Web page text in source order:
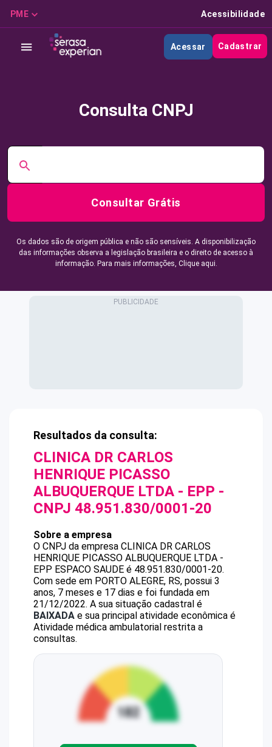
PME Acessibilidade
Acessar Cadastrar
Consulta CNPJ
Consultar Grátis
Os dados são de origem pública e não são sensíveis. A disponibilização
das informações observa a legislação brasileira e o direito de acesso à
informação. Para mais informações, Clique aqui.
Resultados da consulta:
CLINICA DR CARLOS
HENRIQUE PICASSO
ALBUQUERQUE LTDA - EPP -
CNPJ 48.951.830/0001-20
Sobre a empresa
O CNPJ da empresa CLINICA DR CARLOS
HENRIQUE PICASSO ALBUQUERQUE LTDA -
EPP ESPACO SAUDE é 48.951.830/0001-20.
Com sede em PORTO ALEGRE, RS, possui 3
anos, 7 meses e 17 dias e foi fundada em
21/12/2022. A sua situação cadastral é
BAIXADA e sua principal atividade econômica é
Atividade médica ambulatorial restrita a
consultas.